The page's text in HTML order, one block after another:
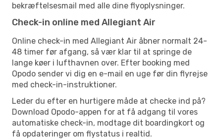
bekræftelsesmail med alle dine flyoplysninger.
Check-in online med Allegiant Air
Online check-in med Allegiant Air åbner normalt 24-
48 timer før afgang, så vær klar til at springe de
lange køer i lufthavnen over. Efter booking med
Opodo sender vi dig en e-mail en uge før din flyrejse
med check-in-instruktioner.
Leder du efter en hurtigere måde at checke ind på?
Download Opodo-appen for at få adgang til vores
automatiske check-in, modtage dit boardingkort og
få opdateringer om flystatus i realtid.